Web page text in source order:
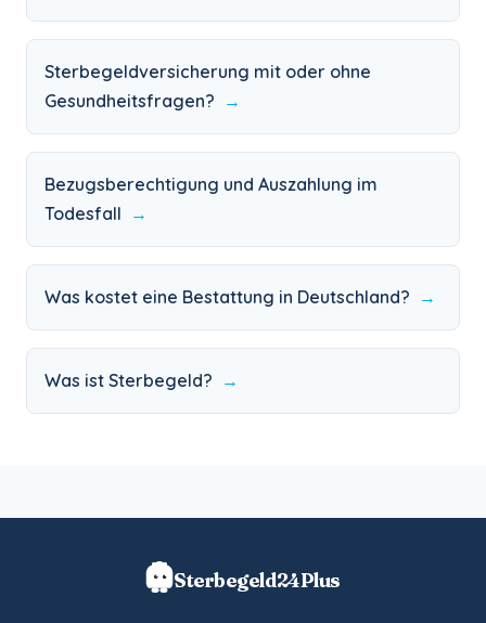
Sterbegeldversicherung mit oder ohne
Gesundheitsfragen? →
Bezugsberechtigung und Auszahlung im
Todesfall →
Was kostet eine Bestattung in Deutschland? →
Was ist Sterbegeld? →
Sterbegeld24Plus